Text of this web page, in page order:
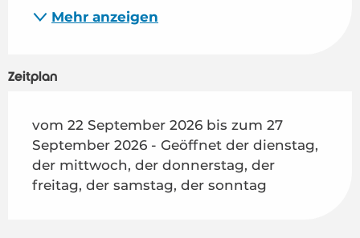
Mehr anzeigen
Zeitplan
vom 22 September 2026 bis zum 27
September 2026 - Geöffnet der dienstag,
der mittwoch, der donnerstag, der
freitag, der samstag, der sonntag